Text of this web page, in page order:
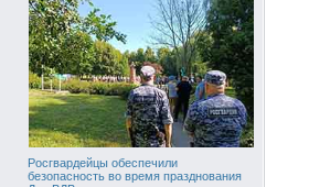
Росгвардейцы обеспечили
безопасность во время празднования